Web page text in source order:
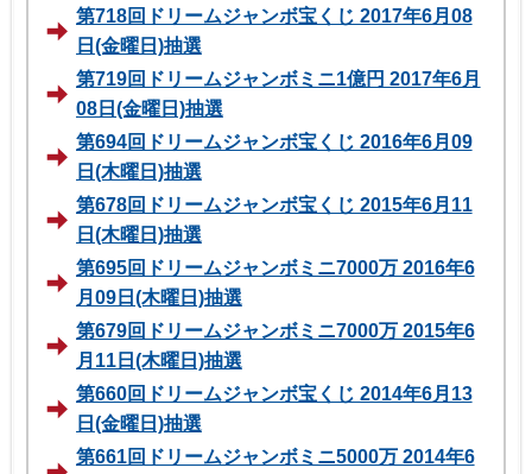
第718回ドリームジャンボ宝くじ 2017年6月08
日(金曜日)抽選
第719回ドリームジャンボミニ1億円 2017年6月
08日(金曜日)抽選
第694回ドリームジャンボ宝くじ 2016年6月09
日(木曜日)抽選
第678回ドリームジャンボ宝くじ 2015年6月11
日(木曜日)抽選
第695回ドリームジャンボミニ7000万 2016年6
月09日(木曜日)抽選
第679回ドリームジャンボミニ7000万 2015年6
月11日(木曜日)抽選
第660回ドリームジャンボ宝くじ 2014年6月13
日(金曜日)抽選
第661回ドリームジャンボミニ5000万 2014年6